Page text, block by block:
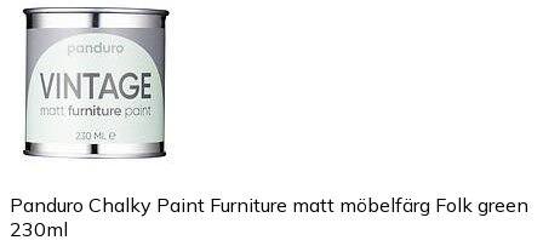
Panduro Chalky Paint Furniture matt möbelfärg Folk green
230ml